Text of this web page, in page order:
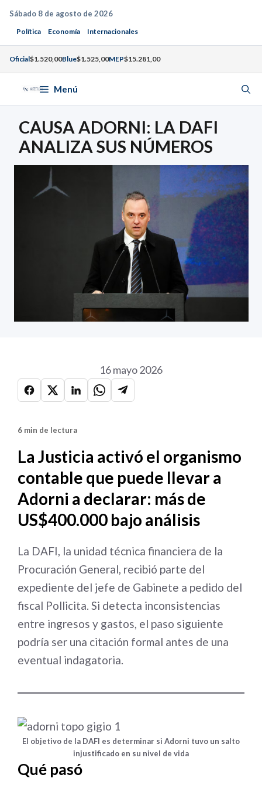
Saltar
contenido
Sábado 8 de agosto de 2026
Política Economía Internacionales
Oficial$1.520,00Blue$1.525,00MEP$15.281,00
Menú
CAUSA ADORNI: LA DAFI
ANALIZA SUS NÚMEROS
16 mayo 2026
6 min de lectura
La Justicia activó el organismo
contable que puede llevar a
Adorni a declarar: más de
US$400.000 bajo análisis
La DAFI, la unidad técnica financiera de la
Procuración General, recibió parte del
expediente del jefe de Gabinete a pedido del
fiscal Pollicita. Si detecta inconsistencias
entre ingresos y gastos, el paso siguiente
podría ser una citación formal antes de una
eventual indagatoria.
El objetivo de la DAFI es determinar si Adorni tuvo un salto
injustificado en su nivel de vida
Qué pasó